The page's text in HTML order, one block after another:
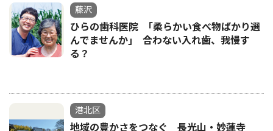
藤沢
ひらの歯科医院 ｢柔らかい食べ物ばかり選
んでませんか｣ 合わない入れ歯、我慢す
る？
港北区
地域の豊かさをつなぐ 長光山・妙蓮寺